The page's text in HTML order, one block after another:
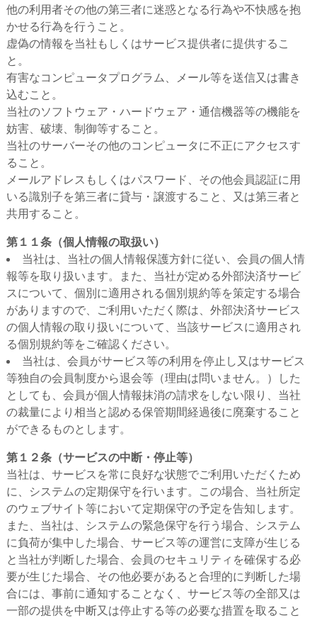
他の利用者その他の第三者に迷惑となる行為や不快感を抱
かせる行為を行うこと。
虚偽の情報を当社もしくはサービス提供者に提供するこ
と。
有害なコンピュータプログラム、メール等を送信又は書き
込むこと。
当社のソフトウェア・ハードウェア・通信機器等の機能を
妨害、破壊、制御等すること。
当社のサーバーその他のコンピュータに不正にアクセスす
ること。
メールアドレスもしくはパスワード、その他会員認証に用
いる識別子を第三者に貸与・譲渡すること、又は第三者と
共用すること。
第１１条（個人情報の取扱い）
当社は、当社の個人情報保護方針に従い、会員の個人情
報等を取り扱います。また、当社が定める外部決済サービ
スについて、個別に適用される個別規約等を策定する場合
がありますので、ご利用いただく際は、外部決済サービス
の個人情報の取り扱いについて、当該サービスに適用され
る個別規約等をご確認ください。
当社は、会員がサービス等の利用を停止し又はサービス
等独自の会員制度から退会等（理由は問いません。）した
としても、会員が個人情報抹消の請求をしない限り、当社
の裁量により相当と認める保管期間経過後に廃棄すること
ができるものとします。
第１２条（サービスの中断・停止等）
当社は、サービスを常に良好な状態でご利用いただくため
に、システムの定期保守を行います。この場合、当社所定
のウェブサイト等において定期保守の予定を告知します。
また、当社は、システムの緊急保守を行う場合、システム
に負荷が集中した場合、サービス等の運営に支障が生じる
と当社が判断した場合、会員のセキュリティを確保する必
要が生じた場合、その他必要があると合理的に判断した場
合には、事前に通知することなく、サービス等の全部又は
一部の提供を中断又は停止する等の必要な措置を取ること